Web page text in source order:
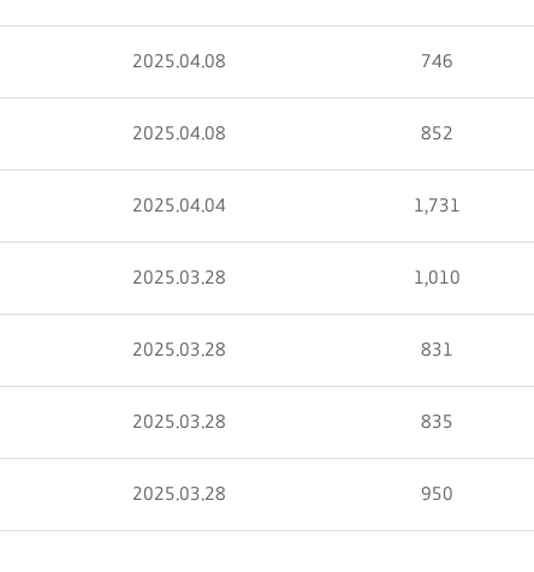
2025.04.08 746
2025.04.08 852
2025.04.04 1,731
2025.03.28 1,010
2025.03.28 831
2025.03.28 835
2025.03.28 950